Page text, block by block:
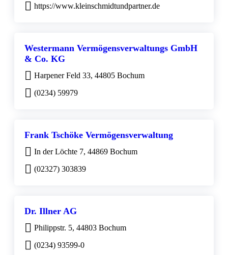
https://www.kleinschmidtundpartner.de
Westermann Vermögensverwaltungs GmbH
& Co. KG
Harpener Feld 33, 44805 Bochum
(0234) 59979
Frank Tschöke Vermögensverwaltung
In der Löchte 7, 44869 Bochum
(02327) 303839
Dr. Illner AG
Philippstr. 5, 44803 Bochum
(0234) 93599-0